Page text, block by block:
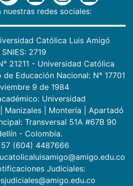
nuestras redes sociales:
Católica Luis Amigó
SNIES: 2719
21211 - Universidad Católica
Educación Nacional: N° 17701
9 de 1984
Universidad
Manizales Montería
Apartadó
Transversal 51A #67B 90
- Colombia.
(604) 4487666
Judiciales: